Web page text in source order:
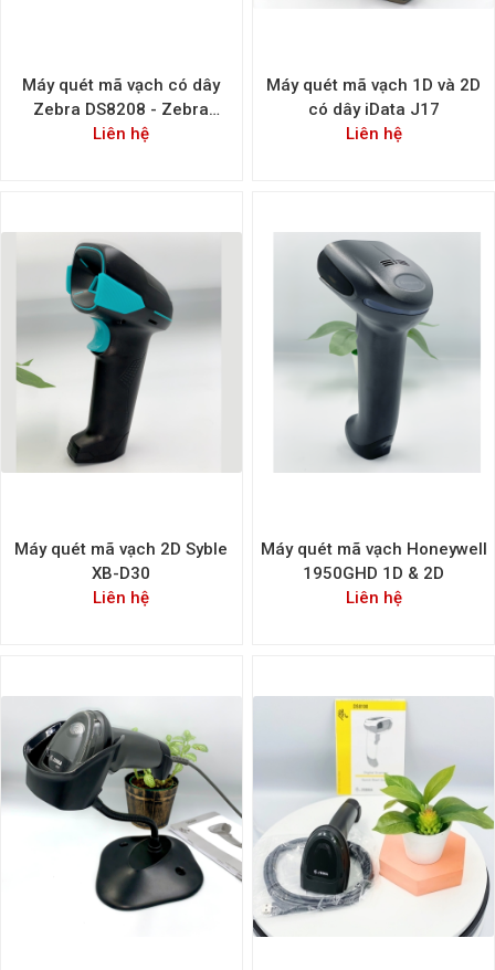
Máy quét mã vạch có dây
Zebra DS8208 - Zebra
DS8208 Handheld Scanner
Liên hệ
Máy quét mã vạch 1D và 2D
có dây iData J17
Liên hệ
Máy quét mã vạch 2D Syble
XB-D30
Liên hệ
Máy quét mã vạch Honeywell
1950GHD 1D & 2D
Liên hệ